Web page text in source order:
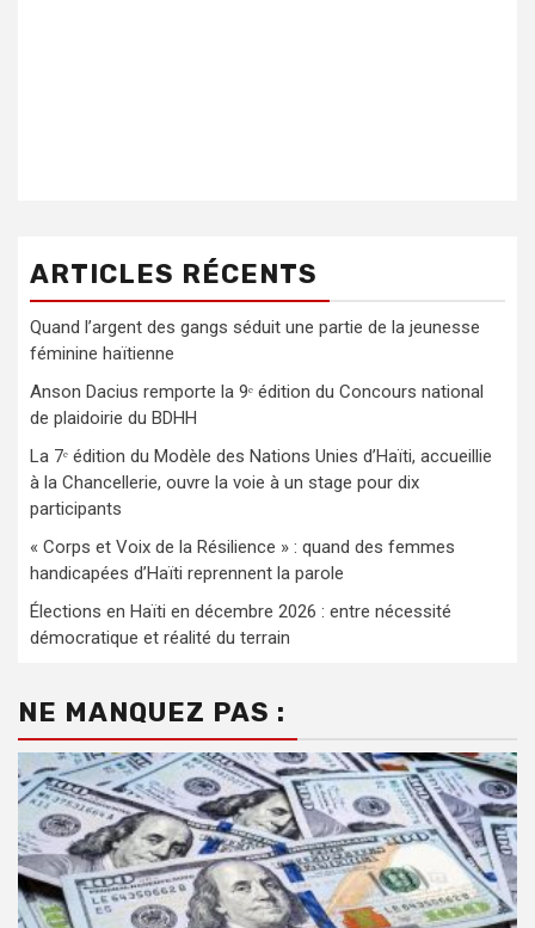
ARTICLES RÉCENTS
Quand l’argent des gangs séduit une partie de la jeunesse
féminine haïtienne
Anson Dacius remporte la 9ᵉ édition du Concours national
de plaidoirie du BDHH
La 7ᵉ édition du Modèle des Nations Unies d’Haïti, accueillie
à la Chancellerie, ouvre la voie à un stage pour dix
participants
« Corps et Voix de la Résilience » : quand des femmes
handicapées d’Haïti reprennent la parole
Élections en Haïti en décembre 2026 : entre nécessité
démocratique et réalité du terrain
NE MANQUEZ PAS :